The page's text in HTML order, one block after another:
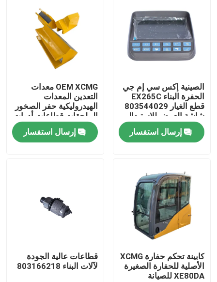
منزل
حول بنا
جولة في المعمل
ضبط الجودة
الصينية إكس سي إم جي
الحفرة البناء EX265C
قطع الغيار 803544029
شاشة العرض للاستبدال
إرسال استفسار
OEM XCMG معدات
التعدين المعدات
الهيدروليكية حفر الصخور
الملحقات قطاعات أدوات
الحفر 413480383
413480377
413480387
إرسال استفسار
كابينة تحكم حفارة XCMG
الأصلية للحفارة الصغيرة
XE80DA للصيانة
قطاعات عالية الجودة
لآلات البناء 803166218